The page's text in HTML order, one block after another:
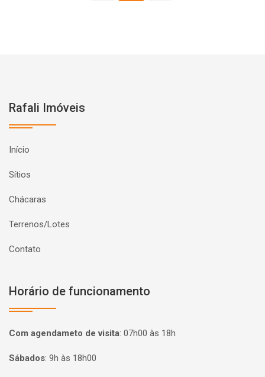
Rafali Imóveis
Início
Sítios
Chácaras
Terrenos/Lotes
Contato
Horário de funcionamento
Com agendameto de visita: 07h00 às 18h
Sábados: 9h às 18h00